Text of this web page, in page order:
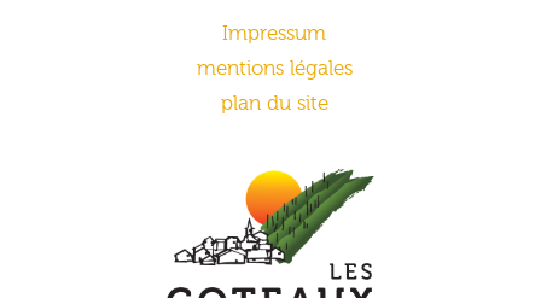
Impressum
mentions légales
plan du site